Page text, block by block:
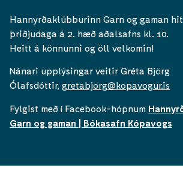
Hannyrðaklúbburinn Garn og gaman
þriðjudaga á 2. hæð aðalsafns kl. 10.
Heitt á könnunni og öll velkomin!
Nánari upplýsingar veitir Gréta Björg
Ólafsdóttir, gretabjorg@kopavogur.is
Fylgist með í Facebook-hópnum
Garn og gaman | Bókasafn Kópavogs